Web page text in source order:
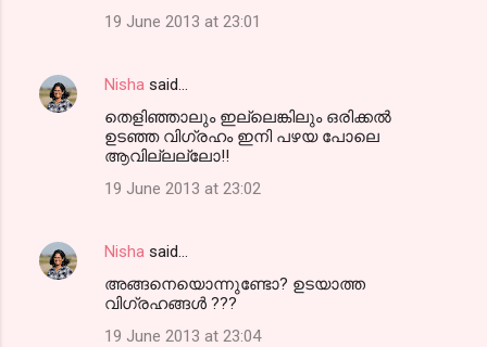
19 June 2013 at 23:01
Nisha said…
തെളിഞ്ഞാലും ഇല്ലെങ്കിലും ഒരിക്കല്‍
ഉടഞ്ഞ വിഗ്രഹം ഇനി പഴയ പോലെ
ആവില്ലല്ലോ!!
19 June 2013 at 23:02
Nisha said…
അങ്ങനെയൊന്നുണ്ടോ? ഉടയാത്ത
വിഗ്രഹങ്ങള്‍ ???
19 June 2013 at 23:04